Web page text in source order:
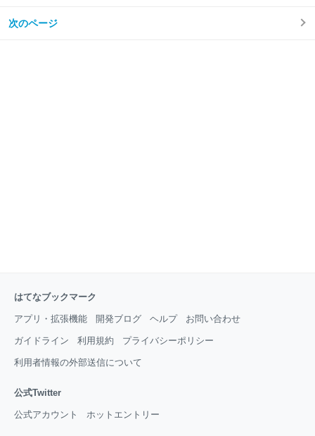
語、日本語が併記されている。 外箱を開けるとこのよ
次のページ
はてなブックマーク
アプリ・拡張機能 開発ブログ ヘルプ お問い合わせ
ガイドライン 利用規約 プライバシーポリシー
利用者情報の外部送信について
公式Twitter
公式アカウント ホットエントリー